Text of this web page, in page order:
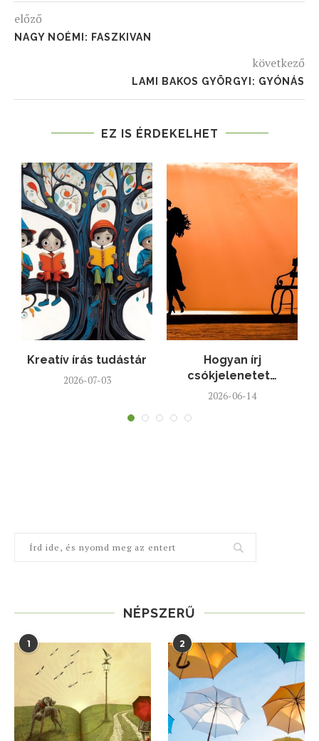
előző
NAGY NOÉMI: FASZKIVAN
következő
LAMI BAKOS GYÖRGYI: GYÓNÁS
EZ IS ÉRDEKELHET
Kreatív írás tudástár
2026-07-03
Hogyan írj
csókjelenetet…
2026-06-14
NÉPSZERŰ
1 2